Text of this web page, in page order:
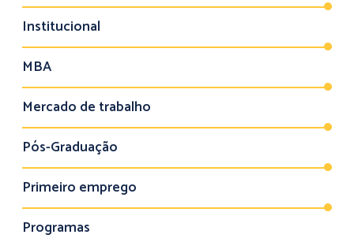
Institucional
MBA
Mercado de trabalho
Pós-Graduação
Primeiro emprego
Programas